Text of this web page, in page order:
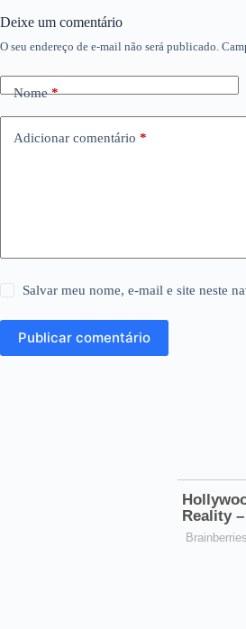
Deixe um comentário
O seu endereço de e-mail não será publicado.
Nome*
Adicionar comentário *
Salvar meu nome, e-mail e site neste
Publicar comentário